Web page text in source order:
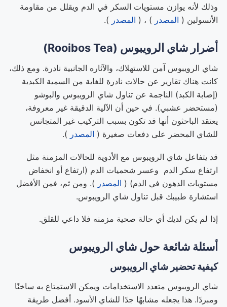
وذلك لأنه يوازن مستويات السكر في الدم ويقلل من مقاومة
الأنسولين ( المصدر ) ، ( المصدر ).
أضرار شاي الرويبوس (Rooibos Tea)
شاي الرويبوس آمن للاستهلاك، والآثاره الجانبية نادرة. ومع ذلك،
كانت هناك تقارير عن حالات نادرة للغاية من السمية الكبدية
(إصابة الكبد) الناجمة عن تناول شاي الرويبوس والبوشو
(مستحضر عشبي). في حين أن الآلية الدقيقة غير معروفة،
يعتقد الباحثون أنها قد تكون بسبب التركيب غير المتجانس
للشاي المحضر على دفعات صغيرة ( المصدر ).
قد يتفاعل شاي الرويبوس مع الأدوية للحالات المزمنة مثل
ارتفاع سكر الدم وعسر شحميات الدم (ارتفاع أو انخفاض
مستويات الدهون في الدم) ( المصدر ). ومن ثم، فمن الأفضل
استشارة طبيبك قبل تناول شاي الرويبوس.
إذا لم يكن لديك أي حالة صحية مزمنه فلا داعي للقلق.
أسئلة شائعة حول شاي الرويبوس
كيفية تحضير شاي الرويبوس
شاي الرويبوس متعدد الاستخدامات ويمكن الاستمتاع به ساخنًا
ومبردًا. هذا يجعله مشابهًا جدًا للشاي الأسود. أفضل طريقة